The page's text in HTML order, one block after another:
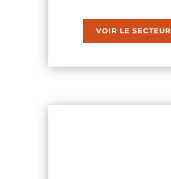
VOIR LE SECTEUR